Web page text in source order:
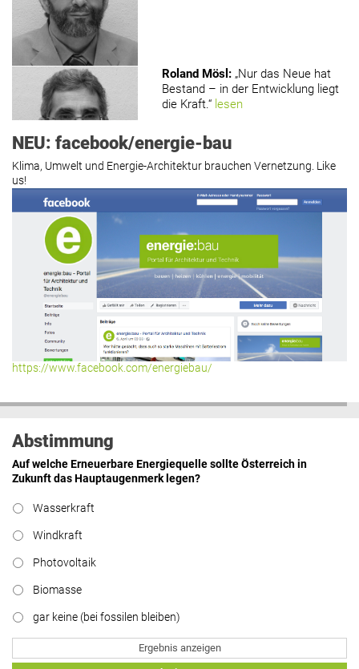
Roland Mösl : „Nur das Neue hat
Bestand – in der Entwicklung liegt
die Kraft.“ lesen
Roland Mösl: „Man wollte wohl
Kasse machen statt neue Produkte
erfinden.“ lesen
Hier geht’s zu allen Kommentaren
NEU: facebook/energie-bau
Klima, Umwelt und Energie-Architektur brauchen Vernetzung. Like
us!
https://www.facebook.com/energiebau/
Abstimmung
Auf welche Erneuerbare Energiequelle sollte Österreich in
Zukunft das Hauptaugenmerk legen?
Wasserkraft
Windkraft
Photovoltaik
Biomasse
gar keine (bei fossilen bleiben)
Ergebnis anzeigen